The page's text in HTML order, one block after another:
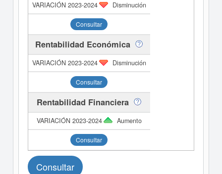
Disminución
Consultar
Rentabilidad Económica
Disminución
Consultar
Rentabilidad Financiera
Aumento
Consultar
Consultar